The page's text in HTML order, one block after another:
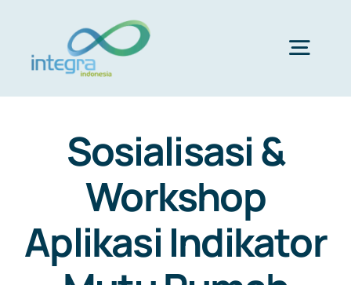
content
PRODUCTS & SERVICES
Sosialisasi &
Workshop
Aplikasi Indikator